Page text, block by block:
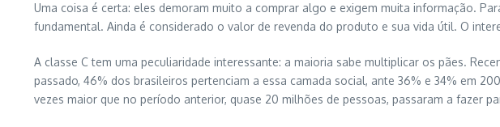
Uma coisa é certa: eles demoram muito a comprar algo e exigem muita informação.
fundamental. Ainda é considerado o valor de revenda do produto e sua vida útil. O
A classe C tem uma peculiaridade interessante: a maioria sabe multiplicar os pães.
passado, 46% dos brasileiros pertenciam a essa camada social, ante 36% e 34% em
vezes maior que no período anterior, quase 20 milhões de pessoas, passaram a fazer